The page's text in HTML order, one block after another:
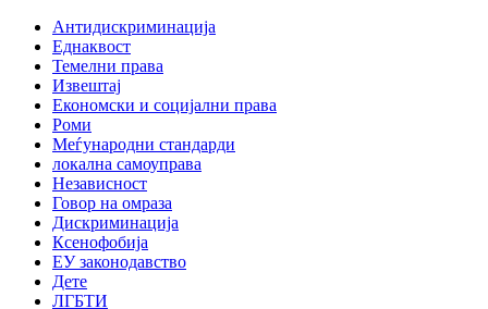
Антидискриминација
Еднаквост
Темелни права
Извештај
Економски и социјални права
Роми
Меѓународни стандарди
локална самоуправа
Независност
Говор на омраза
Дискриминација
Ксенофобија
ЕУ законодавство
Дете
ЛГБТИ